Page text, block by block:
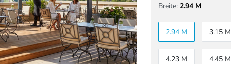
Breite: 2.94 M
2.94 M 3.15 M
4.23 M 4.45 M